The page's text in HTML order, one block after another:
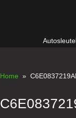
Home »